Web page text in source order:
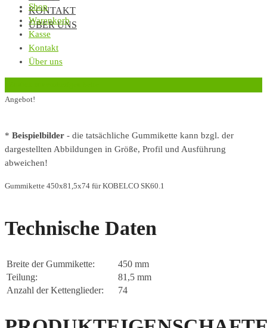
KONTAKT
ÜBER UNS
Shop
Warenkorb
Kasse
Kontakt
Über uns
Angebot!
* Beispielbilder - die tatsächliche Gummikette kann bzgl. der
dargestellten Abbildungen in Größe, Profil und Ausführung
abweichen!
Gummikette 450x81,5x74 für KOBELCO SK60.1
Technische Daten
Breite der Gummikette:
450 mm
Teilung:
81,5 mm
Anzahl der Kettenglieder:
74